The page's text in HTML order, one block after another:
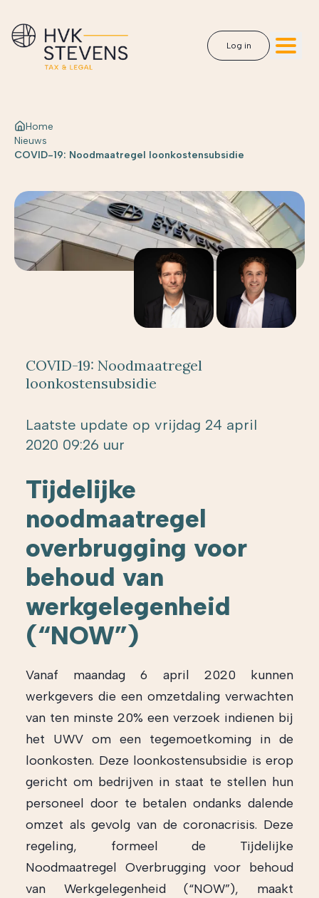
Log in
Home
Nieuws
COVID-19: Noodmaatregel loonkostensubsidie
COVID-19: Noodmaatregel
loonkostensubsidie
Laatste update op vrijdag 24 april
2020 09:26 uur
Tijdelijke
noodmaatregel
overbrugging voor
behoud van
werkgelegenheid
(“NOW”)
Vanaf maandag 6 april 2020 kunnen
werkgevers die een omzetdaling verwachten
van ten minste 20% een verzoek indienen bij
het UWV om een tegemoetkoming in de
loonkosten. Deze loonkostensubsidie is erop
gericht om bedrijven in staat te stellen hun
personeel door te betalen ondanks dalende
omzet als gevolg van de coronacrisis. Deze
regeling, formeel de Tijdelijke
Noodmaatregel Overbrugging voor behoud
van Werkgelegenheid (“NOW”), maakt